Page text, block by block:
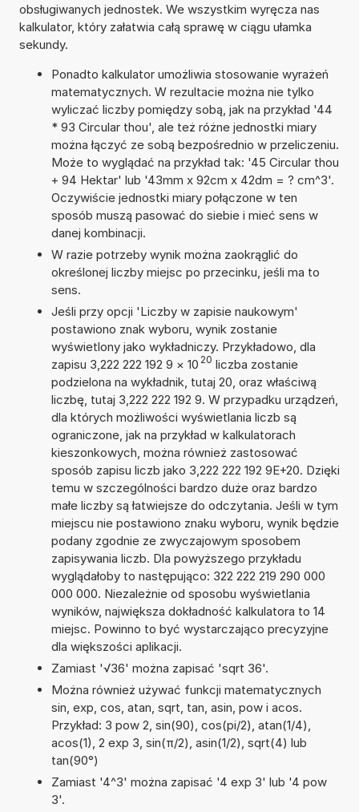
obsługiwanych jednostek. We wszystkim wyręcza nas
kalkulator, który załatwia całą sprawę w ciągu ułamka
sekundy.
Ponadto kalkulator umożliwia stosowanie wyrażeń
matematycznych. W rezultacie można nie tylko
wyliczać liczby pomiędzy sobą, jak na przykład '44
* 93 Circular thou', ale też różne jednostki miary
można łączyć ze sobą bezpośrednio w przeliczeniu.
Może to wyglądać na przykład tak: '45 Circular thou
+ 94 Hektar' lub '43mm x 92cm x 42dm = ? cm^3'.
Oczywiście jednostki miary połączone w ten
sposób muszą pasować do siebie i mieć sens w
danej kombinacji.
W razie potrzeby wynik można zaokrąglić do
określonej liczby miejsc po przecinku, jeśli ma to
sens.
Jeśli przy opcji 'Liczby w zapisie naukowym'
postawiono znak wyboru, wynik zostanie
wyświetlony jako wykładniczy. Przykładowo, dla
zapisu 3,222 222 192 9 × 10 20 liczba zostanie
podzielona na wykładnik, tutaj 20, oraz właściwą
liczbę, tutaj 3,222 222 192 9. W przypadku urządzeń,
dla których możliwości wyświetlania liczb są
ograniczone, jak na przykład w kalkulatorach
kieszonkowych, można również zastosować
sposób zapisu liczb jako 3,222 222 192 9E+20. Dzięki
temu w szczególności bardzo duże oraz bardzo
małe liczby są łatwiejsze do odczytania. Jeśli w tym
miejscu nie postawiono znaku wyboru, wynik będzie
podany zgodnie ze zwyczajowym sposobem
zapisywania liczb. Dla powyższego przykładu
wyglądałoby to następująco: 322 222 219 290 000
000 000. Niezależnie od sposobu wyświetlania
wyników, największa dokładność kalkulatora to 14
miejsc. Powinno to być wystarczająco precyzyjne
dla większości aplikacji.
Zamiast '√36' można zapisać 'sqrt 36'.
Można również używać funkcji matematycznych
sin, exp, cos, atan, sqrt, tan, asin, pow i acos.
Przykład: 3 pow 2, sin(90), cos(pi/2), atan(1/4),
acos(1), 2 exp 3, sin(π/2), asin(1/2), sqrt(4) lub
tan(90°)
Zamiast '4^3' można zapisać '4 exp 3' lub '4 pow
3'.